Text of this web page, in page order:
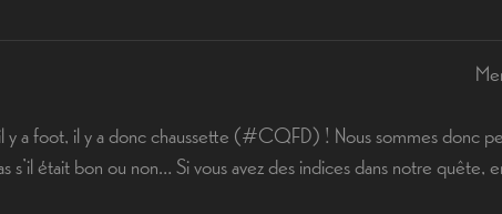
a foot, il y a donc chaussette (#CQFD) ! Nous sommes donc
était bon ou non… Si vous avez des indices dans notre quête,